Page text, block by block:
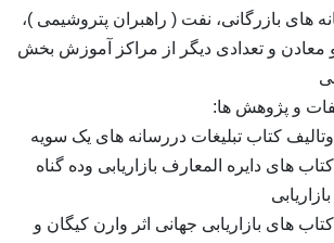
های بازرگانی، نفت ( راهبران پتروشیمی )،
معادن و تعدادی دیگر از مراکز آموزش بخش
و پژوهش ها:
کتاب تبلیغات دررسانه های یک سویه
های دایره المعارف بازاریابی وده گناه
های بازاریابی جهانی اثر وارن کیگان و